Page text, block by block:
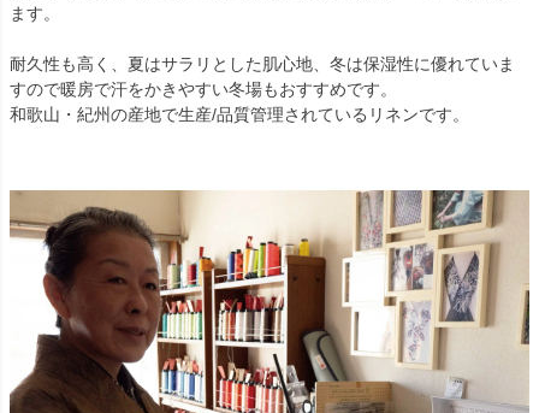
ます。
耐久性も高く、夏はサラリとした肌心地、冬は保湿性に優れていま
すので暖房で汗をかきやすい冬場もおすすめです。
和歌山・紀州の産地で生産/品質管理されているリネンです。